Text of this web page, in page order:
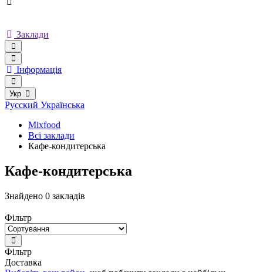
Заклади
Інформація
Укр
Русский Українська
Mixfood
Всі заклади
Кафе-кондитерська
Кафе-кондитерська
Знайдено 0 закладів
Фільтр
Фільтр
Доставка